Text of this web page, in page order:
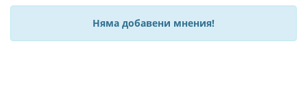
Няма добавени мнения!